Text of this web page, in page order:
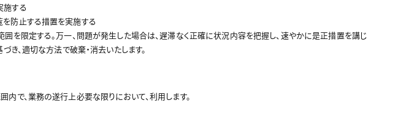
する
防止する措置を実施する
を限定する。万一、問題が発生した場合は、遅滞なく正確に状況内容を把握し、速やかに是正措置を講じ
き、適切な方法で破棄・消去いたします。
で、業務の遂行上必要な限りにおいて、利用します。